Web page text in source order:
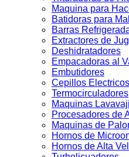
Maquina para
Batidoras para
Barras
Extractores de
Deshidratadores
Empacadoras al
Embutidores
Cepillos
Termocirculadores
Maquinas
Procesadores de
Maquinas de
Hornos de
Hornos de Alta